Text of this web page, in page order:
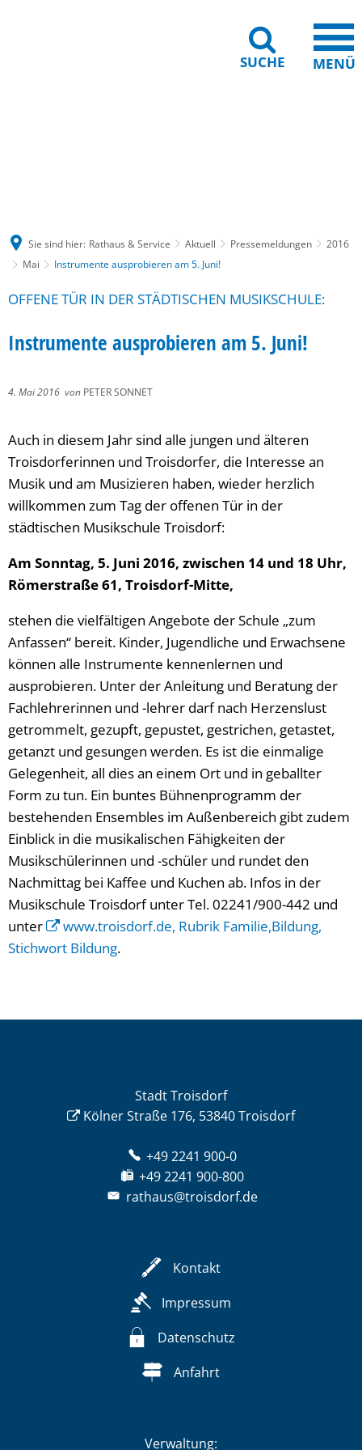
SUCHE MENÜ
Sie sind hier: Rathaus & Service Aktuell Pressemeldungen
2016
Mai
Instrumente ausprobieren am 5. Juni!
OFFENE TÜR IN DER STÄDTISCHEN MUSIKSCHULE:
Instrumente ausprobieren am 5. Juni!
4. Mai 2016 von PETER SONNET
Auch in diesem Jahr sind alle jungen und älteren
Troisdorferinnen und Troisdorfer, die Interesse an
Musik und am Musizieren haben, wieder herzlich
willkommen zum Tag der offenen Tür in der
städtischen Musikschule Troisdorf:
Am Sonntag, 5. Juni 2016, zwischen 14 und 18 Uhr,
Römerstraße 61, Troisdorf-Mitte,
stehen die vielfältigen Angebote der Schule „zum
Anfassen“ bereit. Kinder, Jugendliche und Erwachsene
können alle Instrumente kennenlernen und
ausprobieren. Unter der Anleitung und Beratung der
Fachlehrerinnen und -lehrer darf nach Herzenslust
getrommelt, gezupft, gepustet, gestrichen, getastet,
getanzt und gesungen werden. Es ist die einmalige
Gelegenheit, all dies an einem Ort und in geballter
Form zu tun. Ein buntes Bühnenprogramm der
bestehenden Ensembles im Außenbereich gibt zudem
Einblick in die musikalischen Fähigkeiten der
Musikschülerinnen und -schüler und rundet den
Nachmittag bei Kaffee und Kuchen ab. Infos in der
Musikschule Troisdorf unter Tel. 02241/900-442 und
unter
www.troisdorf.de, Rubrik Familie,Bildung,
Stichwort Bildung.
Stadt Troisdorf
Kölner Straße 176, 53840 Troisdorf
+49 2241 900-0
+49 2241 900-800
rathaus@troisdorf.de
Kontakt
Impressum
Datenschutz
Anfahrt
Verwaltung: